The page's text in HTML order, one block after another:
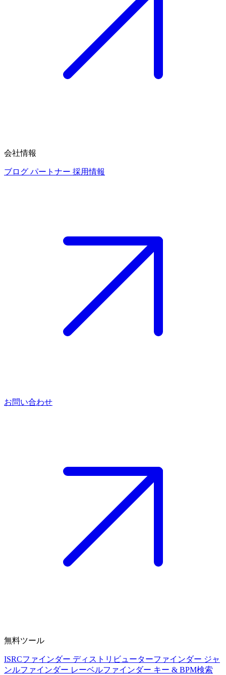
会社情報
ブログ パートナー 採用情報
お問い合わせ
無料ツール
ISRCファインダー ディストリビューターファインダー ジャ
ンルファインダー レーベルファインダー キー & BPM検索